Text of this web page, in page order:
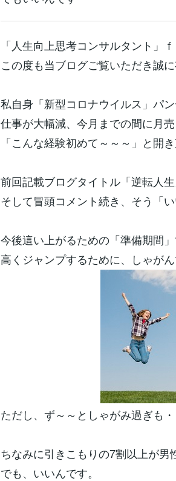
「人生向上思考コンサルタント
この度も当ブログご覧いただき誠
私自身「新型コロナウイルス」パン
仕事が大幅減、今月までの間に月
「こんな経験初めて～～～」と開
前回記載ブログタイトル「逆転人生
そして冒頭コメント続き、そう「い
今後這い上がるための「準備期間」
高くジャンプするために、しゃがん
ただし、ず～～としゃがみ過ぎも・
ちなみに引きこもりの7割以上が男
でも、いいんです。